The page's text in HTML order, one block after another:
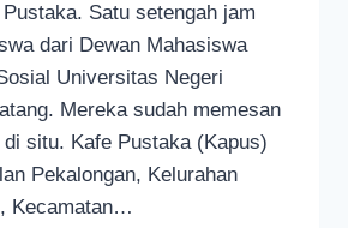
Satu setengah jam
dari Dewan Mahasiswa
Universitas Negeri
Mereka sudah memesan
situ. Kafe Pustaka (Kapus)
Pekalongan, Kelurahan
Kecamatan…